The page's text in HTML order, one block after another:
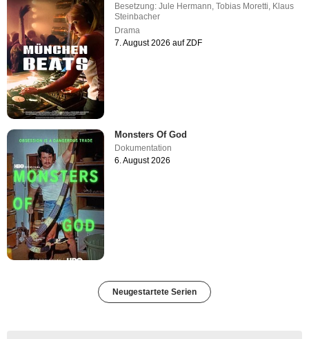
Besetzung:Jule Hermann,Tobias Moretti, Klaus
Steinbacher
Drama
7. August 2026 auf ZDF
Monsters Of God
Dokumentation
6. August 2026
Neugestartete Serien